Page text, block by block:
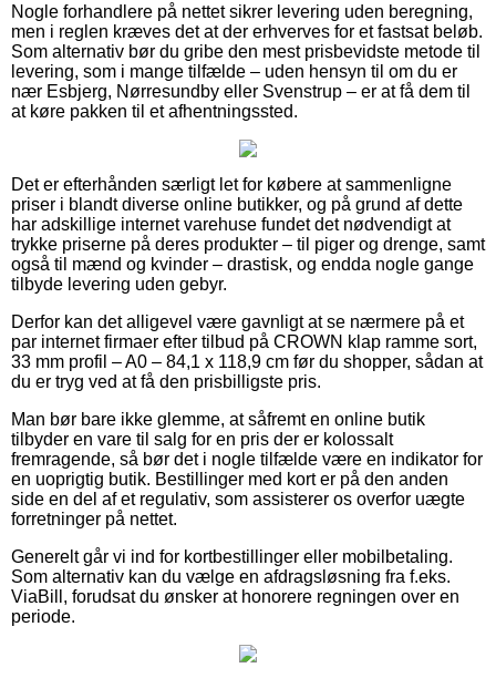
Nogle forhandlere på nettet sikrer levering uden beregning,
men i reglen kræves det at der erhverves for et fastsat beløb.
Som alternativ bør du gribe den mest prisbevidste metode til
levering, som i mange tilfælde – uden hensyn til om du er
nær Esbjerg, Nørresundby eller Svenstrup – er at få dem til
at køre pakken til et afhentningssted.
Det er efterhånden særligt let for købere at sammenligne
priser i blandt diverse online butikker, og på grund af dette
har adskillige internet varehuse fundet det nødvendigt at
trykke priserne på deres produkter – til piger og drenge, samt
også til mænd og kvinder – drastisk, og endda nogle gange
tilbyde levering uden gebyr.
Derfor kan det alligevel være gavnligt at se nærmere på et
par internet firmaer efter tilbud på CROWN klap ramme sort,
33 mm profil – A0 – 84,1 x 118,9 cm før du shopper, sådan at
du er tryg ved at få den prisbilligste pris.
Man bør bare ikke glemme, at såfremt en online butik
tilbyder en vare til salg for en pris der er kolossalt
fremragende, så bør det i nogle tilfælde være en indikator for
en uoprigtig butik. Bestillinger med kort er på den anden
side en del af et regulativ, som assisterer os overfor uægte
forretninger på nettet.
Generelt går vi ind for kortbestillinger eller mobilbetaling.
Som alternativ kan du vælge en afdragsløsning fra f.eks.
ViaBill, forudsat du ønsker at honorere regningen over en
periode.